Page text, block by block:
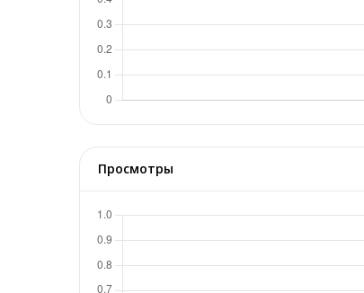
Просмотры